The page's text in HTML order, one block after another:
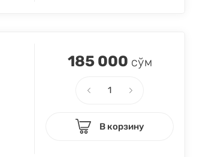
185 000 сўм
В корзину